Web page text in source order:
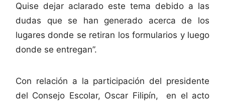
Quise dejar aclarado este tema debido a las
dudas que se han generado acerca de los
lugares donde se retiran los formularios y luego
donde se entregan”.
Con relación a la participación del presidente
del Consejo Escolar, Oscar Filipín, en el acto